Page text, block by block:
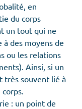
en
du corps
un tout qui ne
à des moyens de
ou les relations
Ainsi, si un
très souvent lié à
: un point de